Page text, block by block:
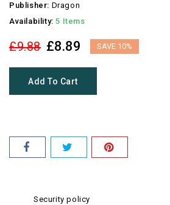
Publisher: Dragon
Availability: 5 Items
£9.88 £8.89 SAVE 10%
Add To Cart
Security policy